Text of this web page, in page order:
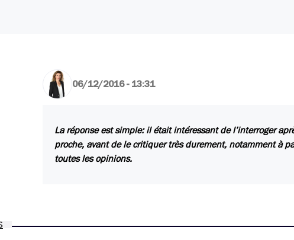
06/12/2016 - 13:31
La réponse est simple: il était intéressant de l’interroger
proche, avant de le critiquer très durement, notamment à
toutes les opinions.